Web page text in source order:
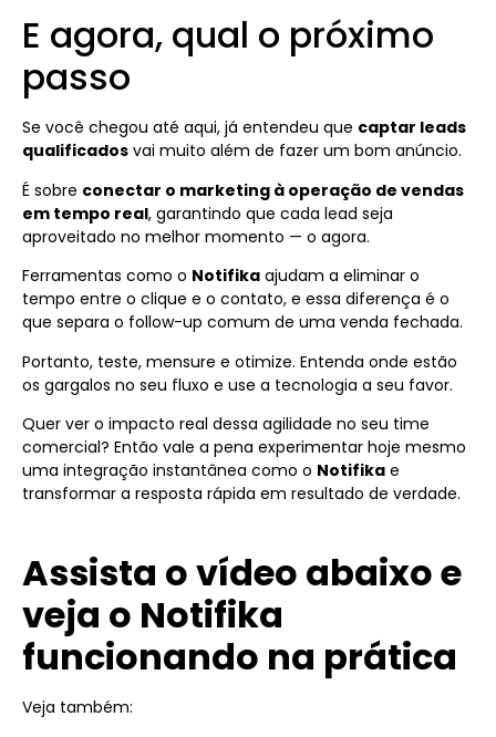
E agora, qual o próximo
passo
Se você chegou até aqui, já entendeu que captar leads
qualificados vai muito além de fazer um bom anúncio.
É sobre conectar o marketing à operação de vendas
em tempo real, garantindo que cada lead seja
aproveitado no melhor momento — o agora.
Ferramentas como o Notifika ajudam a eliminar o
tempo entre o clique e o contato, e essa diferença é o
que separa o follow-up comum de uma venda fechada.
Portanto, teste, mensure e otimize. Entenda onde estão
os gargalos no seu fluxo e use a tecnologia a seu favor.
Quer ver o impacto real dessa agilidade no seu time
comercial? Então vale a pena experimentar hoje mesmo
uma integração instantânea como o Notifika e
transformar a resposta rápida em resultado de verdade.
Assista o vídeo abaixo e
veja o Notifika
funcionando na prática
Veja também: